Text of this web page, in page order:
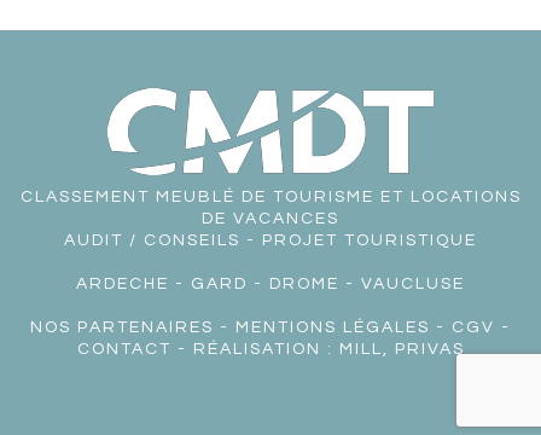
CLASSEMENT MEUBLÉ DE TOURISME ET LOCATIONS
DE VACANCES
AUDIT / CONSEILS - PROJET TOURISTIQUE
ARDECHE - GARD - DROME - VAUCLUSE
NOS PARTENAIRES - MENTIONS LÉGALES - CGV -
CONTACT - RÉALISATION : MILL, PRIVAS